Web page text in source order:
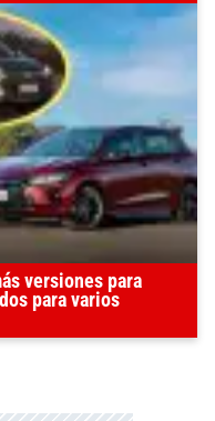
versiones para
para varios